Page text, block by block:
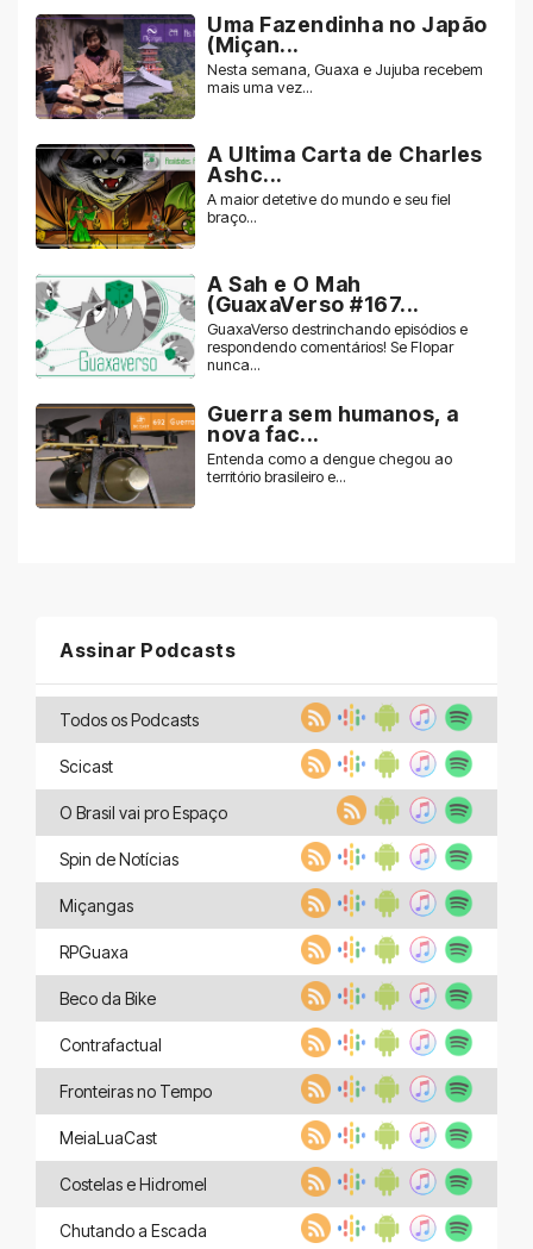
Uma Fazendinha no Japão
(Miçan...
Nesta semana, Guaxa e Jujuba recebem
mais uma vez...
A Ultima Carta de Charles
Ashc...
A maior detetive do mundo e seu fiel
braço...
A Sah e O Mah
(GuaxaVerso #167...
GuaxaVerso destrinchando episódios e
respondendo comentários! Se Flopar
nunca...
Guerra sem humanos, a
nova fac...
Entenda como a dengue chegou ao
território brasileiro e...
Assinar Podcasts
Todos os Podcasts
Scicast
O Brasil vai pro Espaço
Spin de Notícias
Miçangas
RPGuaxa
Beco da Bike
Contrafactual
Fronteiras no Tempo
MeiaLuaCast
Costelas e Hidromel
Chutando a Escada